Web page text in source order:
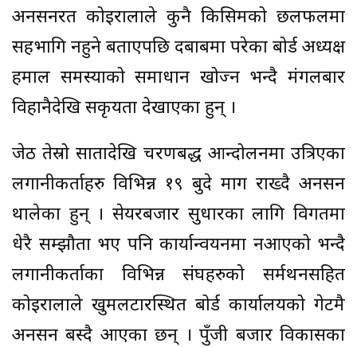
अनसनरत कोइरालाले कुनै किसिमको छलफलमा
सहभागि नहुने बताएपछि दबाबमा परेका बोर्ड अध्यक्ष
हमाल समस्याको समाधान खोज्न भन्दै मंगलबार
विहानैदेखि सकृयता देखाएका हुन् ।
जेठ तेस्रो सातादेखि चरणबद्ध आन्दोलनमा उत्रिएका
लगानीकर्ताहरु विभिन्न १९ बुदे माग राख्दै अनसन
थालेका हुन् । सेयरबजार सुधारका लागि विगतमा
धेरै सम्झौता भए पनि कार्यान्वयनमा नआएको भन्दै
लगानीकर्ताका विभिन्न संघहरुको सर्मथनसहित
कोइरालाले खुमलटारस्थित बोर्ड कार्यालयको गेटमै
अनसन बस्दै आएका छन् । पुँजी बजार विकासका